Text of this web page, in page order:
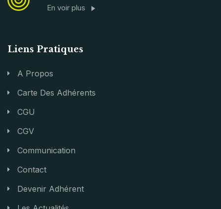
En voir plus
Liens Pratiques
A Propos
Carte Des Adhérents
CGU
CGV
Communication
Contact
Devenir Adhérent